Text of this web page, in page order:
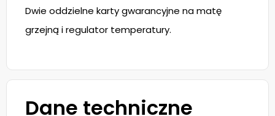
Dwie oddzielne karty gwarancyjne na matę
grzejną i regulator temperatury.
Dane techniczne